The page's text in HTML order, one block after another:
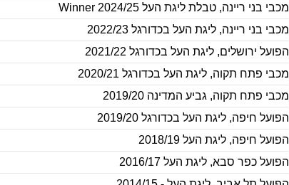
מכבי בני ריינה, טבלת ליגת העל Winner 2024/25
מכבי בני ריינה, ליגת העל בכדורגל 2022/23
הפועל ירושלים, ליגת העל בכדורגל 2021/22
מכבי פתח תקוה, ליגת העל בכדורגל 2020/21
מכבי פתח תקוה, גביע המדינה 2019/20
הפועל חיפה, ליגת העל בכדורגל 2019/20
הפועל חיפה, ליגת העל 2018/19
הפועל כפר סבא, ליגת העל 2016/17